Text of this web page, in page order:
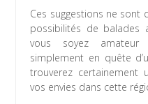
Ces suggestions ne sont
possibilités de balades
vous soyez
simplement en quête
trouverez
vos envies dans cette